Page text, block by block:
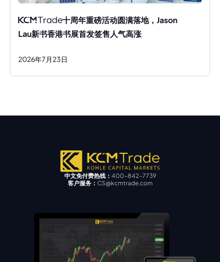
十周年重磅活动圆满落地，Jason
Lau新书香港书展首发签售人气高涨
2026年7 月 23日
中文免付费热线： 400-842-7739
客户服务： CS@kcmtrade.com